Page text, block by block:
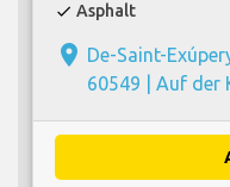
check Asphalt
place De-Saint-
60549 | Auf der